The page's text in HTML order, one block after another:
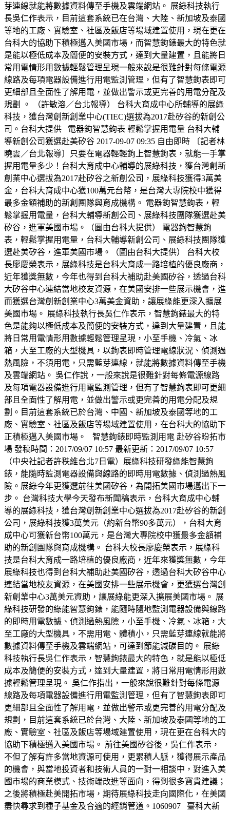
芽連線就能將數據資料傳至手機及雲端網站。 展綠科技執行
長吳仁作表示，目前這套系統已在台灣、大陸、新加坡及泰國
等地的工廠、實驗室、社區及飯店等場域建置使用，現在更在
台科大的協助下積極邁入美國市場，而智慧鉤錶最大的特色就
是能以極低成本及簡便的安裝方式，達到大量建置，且能將日
常用電情形用數據輕鬆管理呈現一般來說是很難針對每條電源
線路及每項電器設備進行用電監測管理，但有了智慧鉤表即可
更細部且全面性了解用電，並做出警示或更完善的用電分配及
規劃 。 （許敏溶／台北報導） 台科大育成中心所輔導的展綠
科技，獲台灣創新創業中心(TIEC)選拔為2017赴矽谷的新創公
司。台科大提供 電器鉤智慧鉤表 輕鬆掌握用電量 台科大輔
導新創公司獲選赴美矽谷 2017-09-07 09:35 自由即時 〔記者林
曉雲／台北報導〕只要在電器輕輕鉤上智慧鉤表，就能一手掌
握用電量多少！台科大育成中心輔導的展綠科技，獲台灣創新
創業中心選拔為2017赴矽谷之新創公司，展綠科技獲得3萬美
金，台科大育成中心獲100萬元台幣，是台灣大專院校中獲得
最多金額補助的新創團隊與育成機構。 電器鉤智慧鉤表，輕
鬆掌握用電量，台科大輔導新創公司、展綠科技團隊獲選赴美
矽谷，進軍美國市場。（圖由台科大提供） 電器鉤智慧鉤
表，輕鬆掌握用電量，台科大輔導新創公司、展綠科技團隊獲
選赴美矽谷，進軍美國市場。（圖由台科大提供） 台科大校
長廖慶榮表示，展綠科技是台科大育成一路培植的優良廠商，
近年獲獎無數，今年也得到台科大補助赴美國矽谷，透過台科
大矽谷中心連結當地校友資源，在美國安排一些展示機會，進
而獲選台灣創新創業中心3萬美金資助，讓展綠能更深入擴展
美國市場。 展綠科技執行長吳仁作表示，智慧鉤錶最大的特
色是能夠以極低成本及簡便的安裝方式，達到大量建置，且能
將日常用電情形用數據輕鬆管理呈現，小至手機、冷氣、冰
箱，大至工廠的大型機具，以鉤表即時管理電線狀況、偵測過
熱風險，不須用電，只需藍芽連線，就能將數據資料傳至手機
及雲端網站。 吳仁作說，一般來說是很難針對每條電源線路
及每項電器設備進行用電監測管理，但有了智慧鉤表即可更細
部且全面性了解用電，並做出警示或更完善的用電分配及規
劃。目前這套系統已於台灣、中國、新加坡及泰國等地的工
廠、實驗室、社區及飯店等場域建置使用，在台科大的協助下
正積極邁入美國市場。 智慧鉤錶即時監測用電 赴矽谷盼拓市
場 發稿時間：2017/09/07 10:57 最新更新：2017/09/07 10:57
（中央社記者許秩維台北7日電）展綠科技研發綠能智慧鉤
錶，能隨時監測電器設備與線路的即時用電數據、偵測過熱風
險。展綠今年更獲選前往美國矽谷，為開拓美國市場邁出下一
步。 台灣科技大學今天發布新聞稿表示，台科大育成中心輔
導的展綠科技，獲台灣創新創業中心選拔為2017赴矽谷的新創
公司，展綠科技獲3萬美元（約新台幣90多萬元），台科大育
成中心可獲新台幣100萬元，是台灣大專院校中獲最多金額補
助的新創團隊與育成機構。 台科大校長廖慶榮表示，展綠科
技是台科大育成一路培植的優良廠商，近年來獲獎無數，今年
展綠科技也得到台科大補助赴美國矽谷，透過台科大矽谷中心
連結當地校友資源，在美國安排一些展示機會，更獲選台灣創
新創業中心3萬美元資助，讓展綠能更深入擴展美國市場。 展
綠科技研發的綠能智慧鉤錶，能隨時隨地監測電器設備與線路
的即時用電數據、偵測過熱風險，小至手機、冷氣、冰箱，大
至工廠的大型機具，不需用電、體積小，只需藍芽連線就能將
數據資料傳至手機及雲端網站，可達到節能減碳目的。 展綠
科技執行長吳仁作表示，智慧鉤錶最大的特色，就是能以極低
成本及簡便的安裝方式，達到大量建置，將日常用電情形用數
據輕鬆管理呈現。 吳仁作指出，一般來說很難針對每條電源
線路及每項電器設備進行用電監測管理，但有了智慧鉤表即可
更細部且全面性了解用電，並做出警示或更完善的用電分配及
規劃，目前這套系統已於台灣、大陸、新加坡及泰國等地的工
廠、實驗室、社區及飯店等場域建置使用，現在更在台科大的
協助下積極邁入美國市場。 前往美國矽谷後，吳仁作表示，
不但了解有許多當地資源可使用，更累積人脈，獲得展示產品
的機會，與當地投資者和技術人員的一對一相談中，對進入美
國市場的商業模式、技術端改進等面向，得到很多寶貴建議；
之後將積極赴美開拓市場，期待展綠科技走向國際化，在美國
盡快尋求到種子基金及合適的經銷管道。1060907 臺科大新